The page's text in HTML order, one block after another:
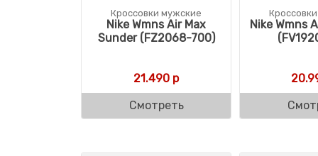
Кроссовки мужские
Nike Wmns Air Max
Sunder (FZ2068-700)
21.490 р
Смотреть
Nike Wmns